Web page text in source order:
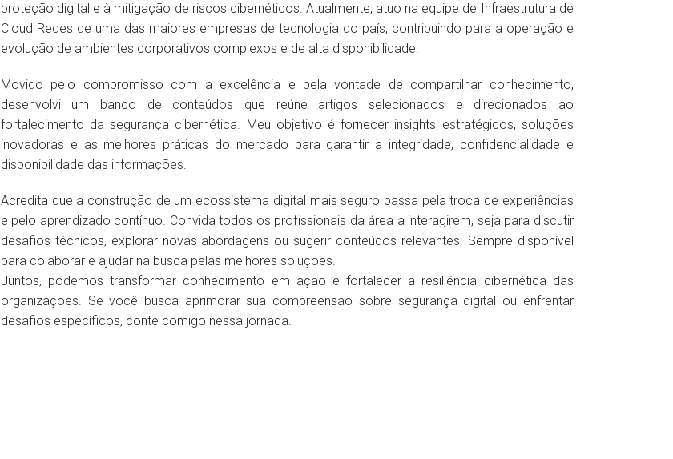
proteção digital e à mitigação de riscos cibernéticos. Atualmente, atuo na equipe de Infraestrutura de
Cloud Redes de uma das maiores empresas de tecnologia do país, contribuindo para a operação e
evolução de ambientes corporativos complexos e de alta disponibilidade.
Movido pelo compromisso com a excelência e pela vontade de compartilhar conhecimento,
desenvolvi um banco de conteúdos que reúne artigos selecionados e direcionados ao
fortalecimento da segurança cibernética. Meu objetivo é fornecer insights estratégicos, soluções
inovadoras e as melhores práticas do mercado para garantir a integridade, confidencialidade e
disponibilidade das informações.
Acredita que a construção de um ecossistema digital mais seguro passa pela troca de experiências
e pelo aprendizado contínuo. Convida todos os profissionais da área a interagirem, seja para discutir
desafios técnicos, explorar novas abordagens ou sugerir conteúdos relevantes. Sempre disponível
para colaborar e ajudar na busca pelas melhores soluções.
Juntos, podemos transformar conhecimento em ação e fortalecer a resiliência cibernética das
organizações. Se você busca aprimorar sua compreensão sobre segurança digital ou enfrentar
desafios específicos, conte comigo nessa jornada.